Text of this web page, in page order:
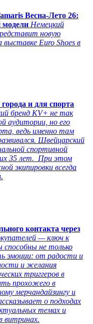
Весна-Лето 26:
модели Немецкий
новую
выставке Euro Shoes в
и для спорта
бренд KV+ не так
аудитории, но его
ведь именно там
Швейцарский
спортивной
35 лет. При этом
экипировки всегда
контакта через
— ключ к
не только
эмоции: от радости и
и желания
триггеров в
прохожего в
мерчандайзингу и
о подходах
темах и
витринах.